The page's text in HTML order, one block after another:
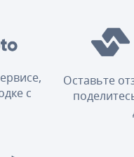
с
Оставьте